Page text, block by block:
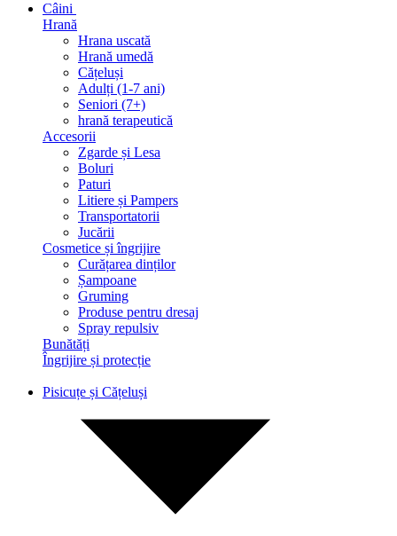
Câini
Hrană
Hrana uscată
Hrană umedă
Cățeluși
Adulți (1-7 ani)
Seniori (7+)
hrană terapeutică
Accesorii
Zgarde și Lesa
Boluri
Paturi
Litiere și Pampers
Transportatorii
Jucării
Cosmetice și îngrijire
Curățarea dinților
Șampoane
Gruming
Produse pentru dresaj
Spray repulsiv
Bunătăți
Îngrijire și protecție
Pisicuțe și Cățeluși